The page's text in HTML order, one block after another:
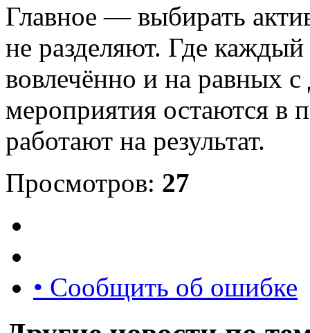
Главное — выбирать
не разделяют. Где
вовлечённо и на равных
мероприятия остаются в
работают на результат.
Просмотров: 27
• Сообщить об ошибке